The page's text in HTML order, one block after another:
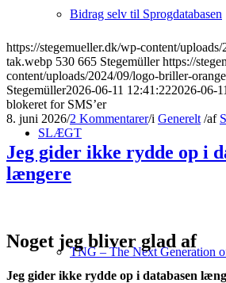
Bidrag selv til Sprogdatabasen
SLÆGT
TNG – The Next Generation
https://stegemueller.dk/wp-content/
tak.webp 530 665 Stegemüller https://
content/uploads/2024/09/logo-briller-
Stegemüller2026-06-11 12:41:222026-06-
blokeret for SMS’er
8. juni 2026/2 Kommentarer/i Generelt /af
Jeg gider ikke rydde op i
længere
Noget jeg bliver glad af
Jeg gider ikke rydde op i databasen